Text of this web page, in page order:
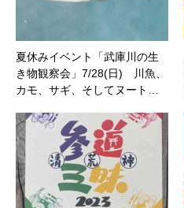
夏休みイベント「武庫川の生
き物観察会」7/28(日) 川魚、
カモ、サギ、そしてヌート…